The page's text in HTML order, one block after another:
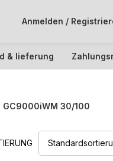
Anmelden /
& lieferung
GC9000iWM 30/100